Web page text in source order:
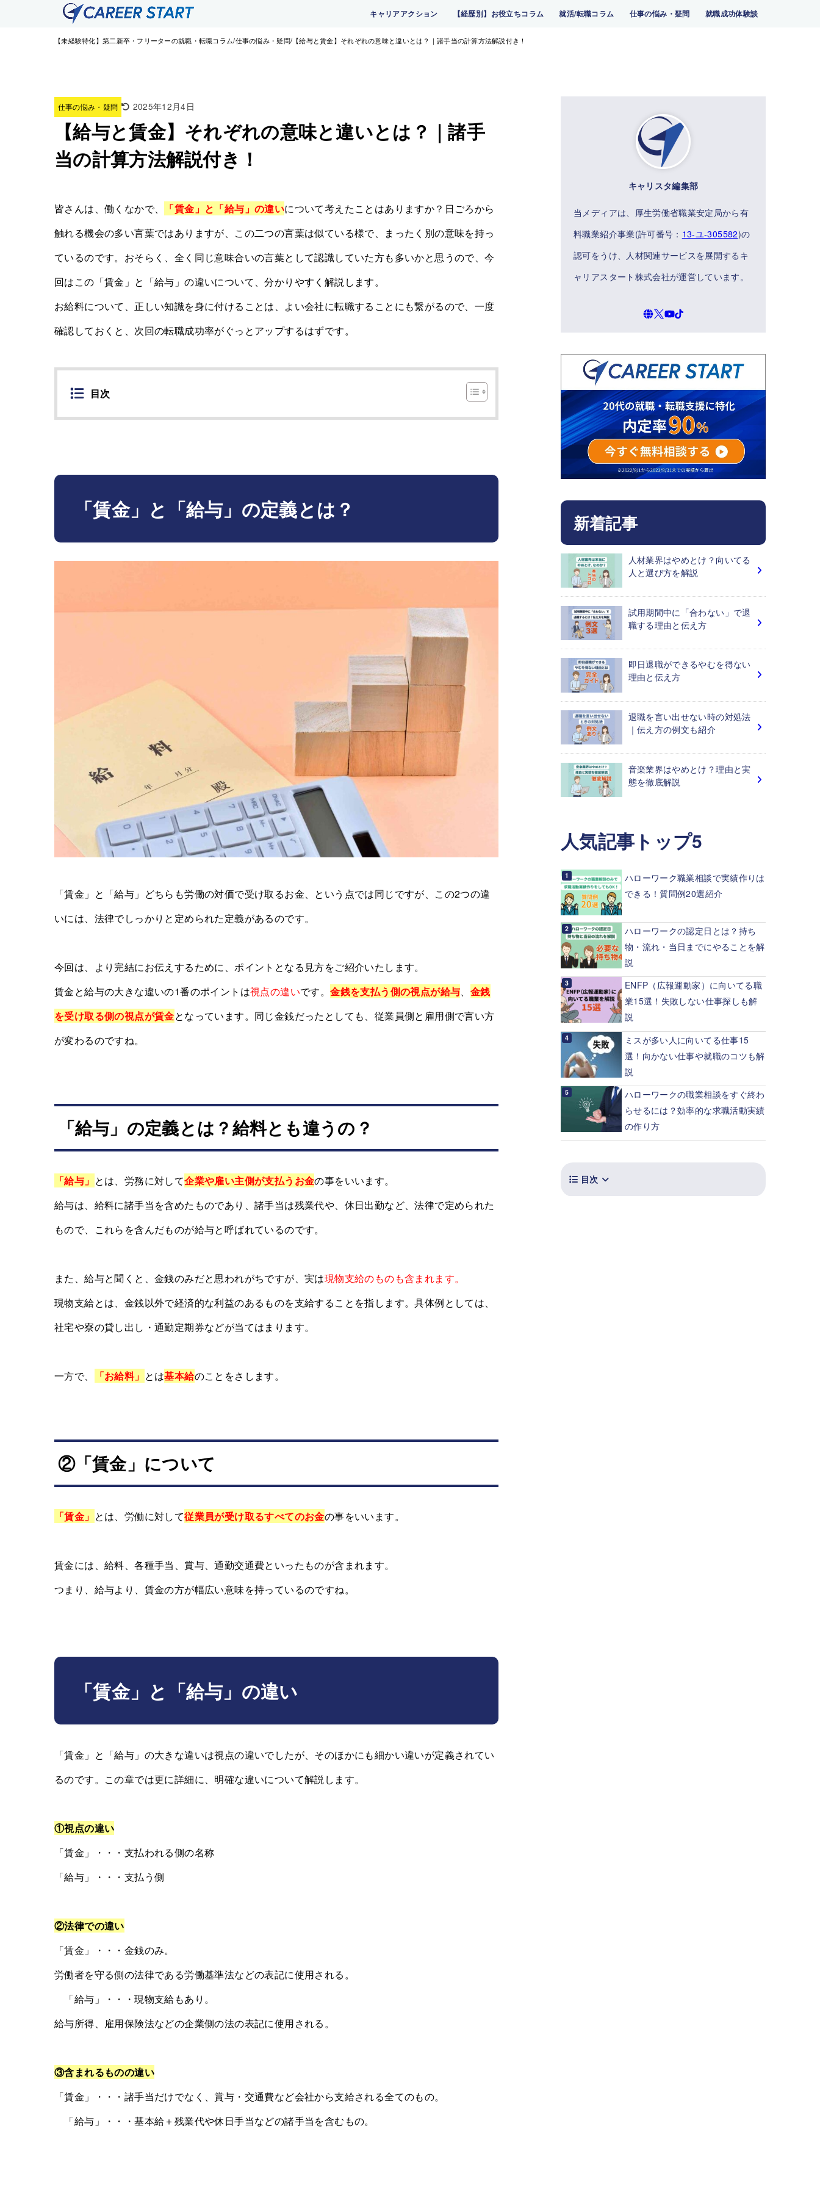
キャリアアクション 【経歴別】お役立ちコラム 就活/転職コラム 仕事の悩み・疑問 就職成功体験談
【未経験特化】第二新卒・フリーターの就職・転職コラム 仕事の悩み・疑問 【給与と賃金】それぞれの意味と違いとは？｜諸手当の計算方法解説付き！
仕事の悩み・疑問 2025年12月4日
【給与と賃金】それぞれの意味と違いとは？｜諸手
当の計算方法解説付き！
皆さんは、働くなかで、 「賃金」と「給与」の違いについて考えたことはありますか？日ごろから
触れる機会の多い言葉ではありますが、この二つの言葉は似ている様で、まったく別の意味を持っ
ているのです。おそらく、全く同じ意味合いの言葉として認識していた方も多いかと思うので、今
回はこの「賃金」と「給与」の違いについて、分かりやすく解説します。
お給料について、正しい知識を身に付けることは、よい会社に転職することにも繋がるので、一度
確認しておくと、次回の転職成功率がぐっとアップするはずです。
目次
「賃金」と「給与」の定義とは？
「賃金」と「給与」どちらも労働の対価で受け取るお金、という点では同じですが、この2つの違
いには、法律でしっかりと定められた定義があるのです。
今回は、より完結にお伝えするために、ポイントとなる見方をご紹介いたします。
賃金と給与の大きな違いの1番のポイントは視点の違いです。金銭を支払う側の視点が給与、 金銭
を受け取る側の視点が賃金となっています。同じ金銭だったとしても、従業員側と雇用側で言い方
が変わるのですね。
「給与」の定義とは？給料とも違うの？
「給与」 とは、労務に対して企業や雇い主側が支払うお金の事をいいます。
給与は、給料に諸手当を含めたものであり、諸手当は残業代や、休日出勤など、法律で定められた
もので、これらを含んだものが給与と呼ばれているのです。
また、給与と聞くと、金銭のみだと思われがちですが、実は現物支給のものも含まれます。
現物支給とは、金銭以外で経済的な利益のあるものを支給することを指します。具体例としては、
社宅や寮の貸し出し・通勤定期券などが当てはまります。
一方で、 「お給料」 とは基本給のことをさします。
②「賃金」について
「賃金」 とは、労働に対して従業員が受け取るすべてのお金の事をいいます。
賃金には、給料、各種手当、賞与、通勤交通費といったものが含まれます。
つまり、給与より、賃金の方が幅広い意味を持っているのですね。
「賃金」と「給与」の違い
「賃金」と「給与」の大きな違いは視点の違いでしたが、そのほかにも細かい違いが定義されてい
るのです。この章では更に詳細に、明確な違いについて解説します。
①視点の違い
「賃金」・・・支払われる側の名称
「給与」・・・支払う側
②法律での違い
「賃金」・・・金銭のみ。
労働者を守る側の法律である労働基準法などの表記に使用される。
「給与」・・・現物支給もあり。
給与所得、雇用保険法などの企業側の法の表記に使用される。
③含まれるものの違い
「賃金」・・・諸手当だけでなく、賞与・交通費など会社から支給される全てのもの。
「給与」・・・基本給＋残業代や休日手当などの諸手当を含むもの。
キャリスタ編集部
当メディアは、厚生労働省職業安定局から有
料職業紹介事業(許可番号： 13-ユ-305582)の
認可をうけ、人材関連サービスを展開するキ
ャリアスタート株式会社が運営しています。
新着記事
人材業界はやめとけ？向いてる
人と選び方を解説
試用期間中に「合わない」で退
職する理由と伝え方
即日退職ができるやむを得ない
理由と伝え方
退職を言い出せない時の対処法
｜伝え方の例文も紹介
音楽業界はやめとけ？理由と実
態を徹底解説
人気記事トップ5
ハローワーク職業相談で実績作りは
できる！質問例20選紹介
ハローワークの認定日とは？持ち
物・流れ・当日までにやることを解
説
ENFP（広報運動家）に向いてる職
業15選！失敗しない仕事探しも解
説
ミスが多い人に向いてる仕事15
選！向かない仕事や就職のコツも解
説
ハローワークの職業相談をすぐ終わ
らせるには？効率的な求職活動実績
の作り方
目次